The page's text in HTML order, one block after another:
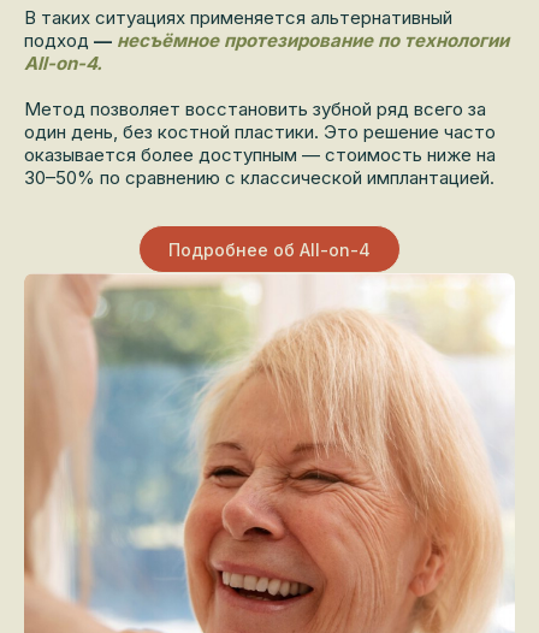
В таких ситуациях применяется альтернативный
подход — несъёмное протезирование по технологии
All-on-4.
Метод позволяет восстановить зубной ряд всего за
один день, без костной пластики. Это решение часто
оказывается более доступным — стоимость ниже на
30–50% по сравнению с классической имплантацией.
Подробнее об All-on-4